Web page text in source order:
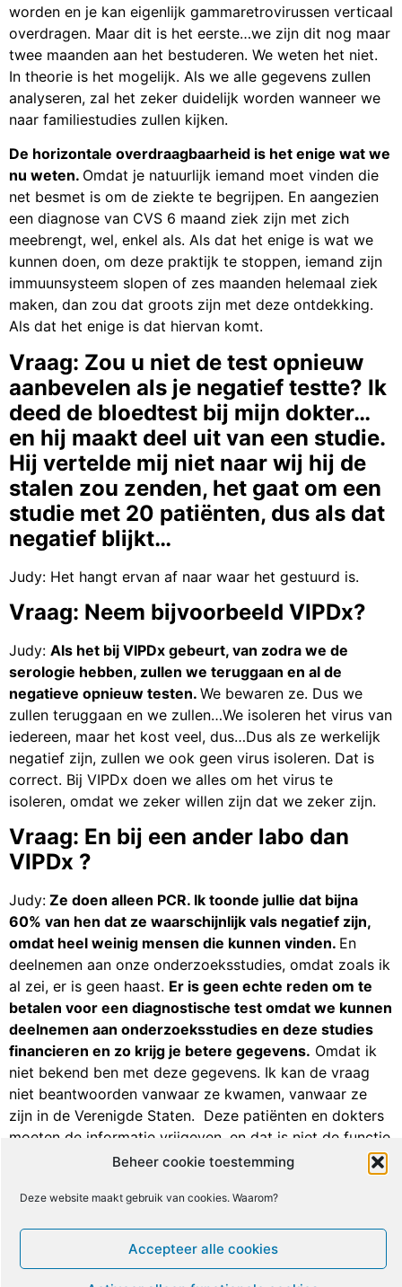
Beheer cookie toestemming
Deze website maakt gebruik van cookies. Waarom?
Accepteer alle cookies
worden en je kan eigenlijk gammaretrovirussen verticaal
overdragen. Maar dit is het eerste…we zijn dit nog maar
twee maanden aan het bestuderen. We weten het niet.
In theorie is het mogelijk. Als we alle gegevens zullen
analyseren, zal het zeker duidelijk worden wanneer we
naar familiestudies zullen kijken.
De horizontale overdraagbaarheid is het enige wat we
nu weten. Omdat je natuurlijk iemand moet vinden die
net besmet is om de ziekte te begrijpen. En aangezien
een diagnose van CVS 6 maand ziek zijn met zich
meebrengt, wel, enkel als. Als dat het enige is wat we
kunnen doen, om deze praktijk te stoppen, iemand zijn
immuunsysteem slopen of zes maanden helemaal ziek
maken, dan zou dat groots zijn met deze ontdekking.
Als dat het enige is dat hiervan komt.
Vraag: Zou u niet de test opnieuw
aanbevelen als je negatief testte? Ik
deed de bloedtest bij mijn dokter…
en hij maakt deel uit van een studie.
Hij vertelde mij niet naar wij hij de
stalen zou zenden, het gaat om een
studie met 20 patiënten, dus als dat
negatief blijkt…
Judy: Het hangt ervan af naar waar het gestuurd is.
Vraag: Neem bijvoorbeeld VIPDx?
Judy: Als het bij VIPDx gebeurt, van zodra we de
serologie hebben, zullen we teruggaan en al de
negatieve opnieuw testen. We bewaren ze. Dus we
zullen teruggaan en we zullen…We isoleren het virus van
iedereen, maar het kost veel, dus…Dus als ze werkelijk
negatief zijn, zullen we ook geen virus isoleren. Dat is
correct. Bij VIPDx doen we alles om het virus te
isoleren, omdat we zeker willen zijn dat we zeker zijn.
Vraag: En bij een ander labo dan
VIPDx ?
Judy: Ze doen alleen PCR. Ik toonde jullie dat bijna
60% van hen dat ze waarschijnlijk vals negatief zijn,
omdat heel weinig mensen die kunnen vinden. En
deelnemen aan onze onderzoeksstudies, omdat zoals ik
al zei, er is geen haast. Er is geen echte reden om te
betalen voor een diagnostische test omdat we kunnen
deelnemen aan onderzoeksstudies en deze studies
financieren en zo krijg je betere gegevens. Omdat ik
niet bekend ben met deze gegevens. Ik kan de vraag
niet beantwoorden vanwaar ze kwamen, vanwaar ze
zijn in de Verenigde Staten. Deze patiënten en dokters
moeten de informatie vrijgeven, en dat is niet de functie
van een diagnostisch bedrijf. Dus de informatie is niet
bruikbaar in die zin. Nu we zijn vrij goed nu. We zijn zo
toegankelijk als mogelijk. By the way, als iemand denkt
gewoon een e-mail stuurt, we hebben de studie tijdens
de kerstvakantie gedecodeerd, dus we kunnen je